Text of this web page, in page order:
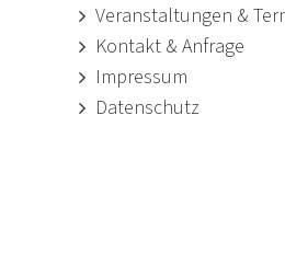
Veranstaltungen &
Kontakt & Anfrage
Impressum
Datenschutz